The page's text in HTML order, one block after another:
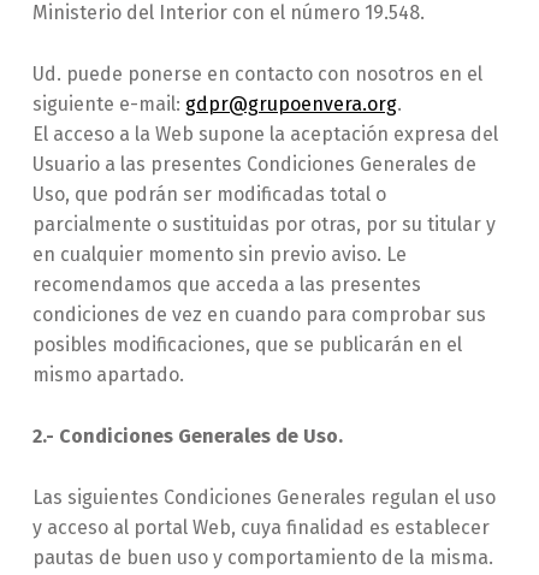
Ministerio del Interior con el número 19.548.
Ud. puede ponerse en contacto con nosotros en el
siguiente e-mail: gdpr@grupoenvera.org.
El acceso a la Web supone la aceptación expresa del
Usuario a las presentes Condiciones Generales de
Uso, que podrán ser modificadas total o
parcialmente o sustituidas por otras, por su titular y
en cualquier momento sin previo aviso. Le
recomendamos que acceda a las presentes
condiciones de vez en cuando para comprobar sus
posibles modificaciones, que se publicarán en el
mismo apartado.
2.- Condiciones Generales de Uso.
Las siguientes Condiciones Generales regulan el uso
y acceso al portal Web, cuya finalidad es establecer
pautas de buen uso y comportamiento de la misma.